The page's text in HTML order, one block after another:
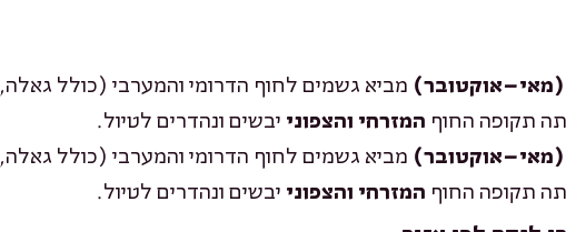
(מאי–אוקטובר) מביא גשמים לחוף הדרומי והמערבי (כולל גאלה,
תקופה החוף המזרחי והצפוני יבשים ונהדרים לטיול.
(מאי–אוקטובר) מביא גשמים לחוף הדרומי והמערבי (כולל גאלה,
תקופה החוף המזרחי והצפוני יבשים ונהדרים לטיול.